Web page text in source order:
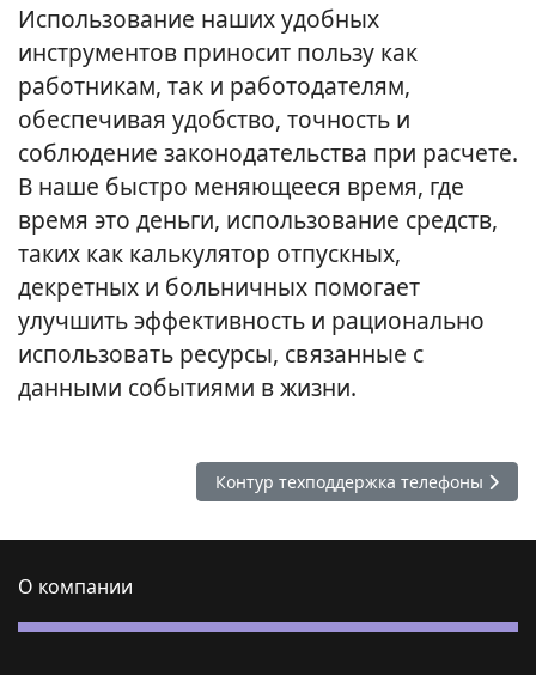
Использование наших удобных
инструментов приносит пользу как
работникам, так и работодателям,
обеспечивая удобство, точность и
соблюдение законодательства при расчете.
В наше быстро меняющееся время, где
время это деньги, использование средств,
таких как калькулятор отпускных,
декретных и больничных помогает
улучшить эффективность и рационально
использовать ресурсы, связанные с
данными событиями в жизни.
Следующий: Контур техподдержка
Контур техподдержка телефоны
О компании